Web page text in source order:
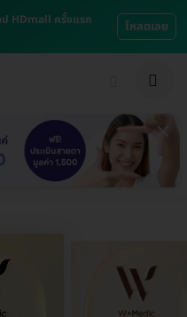
ป HDmall ครั้งแรก
โหลดเลย